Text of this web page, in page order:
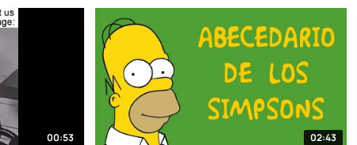
00:53 02:43